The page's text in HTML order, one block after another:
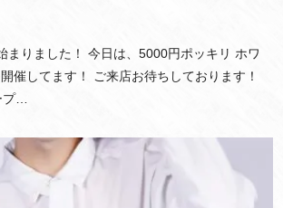
まりました！ 今日は、5000円ポッキリ ホワ
催してます！ ご来店お待ちしております！
…